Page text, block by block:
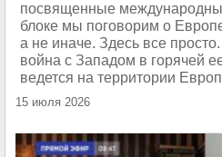
посвященные
блоке мы поговорим о
а не иначе. Здесь все
война с Западом в горячей
ведется на территории
15 июля 2026